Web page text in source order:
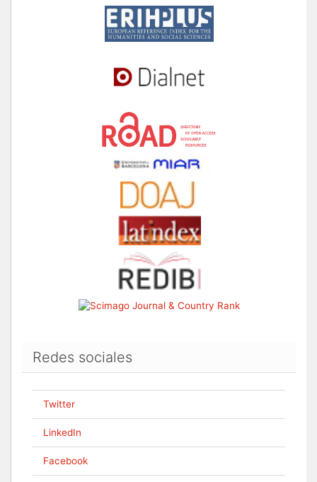
Redes sociales
Twitter
LinkedIn
Facebook